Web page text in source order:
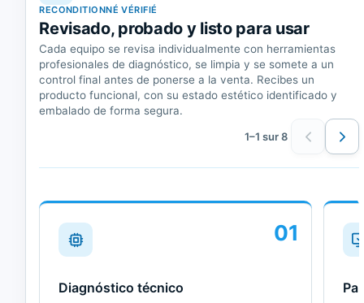
RECONDITIONNÉ VÉRIFIÉ
Revisado, probado y listo para usar
Cada equipo se revisa individualmente con herramientas
profesionales de diagnóstico, se limpia y se somete a un
control final antes de ponerse a la venta. Recibes un
producto funcional, con su estado estético identificado y
embalado de forma segura.
1–1 sur 8
01
Diagnóstico técnico